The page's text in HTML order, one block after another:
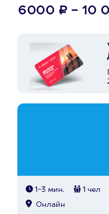
6000 ₽ - 10
1-3 мин. 1 чел
Онлайн